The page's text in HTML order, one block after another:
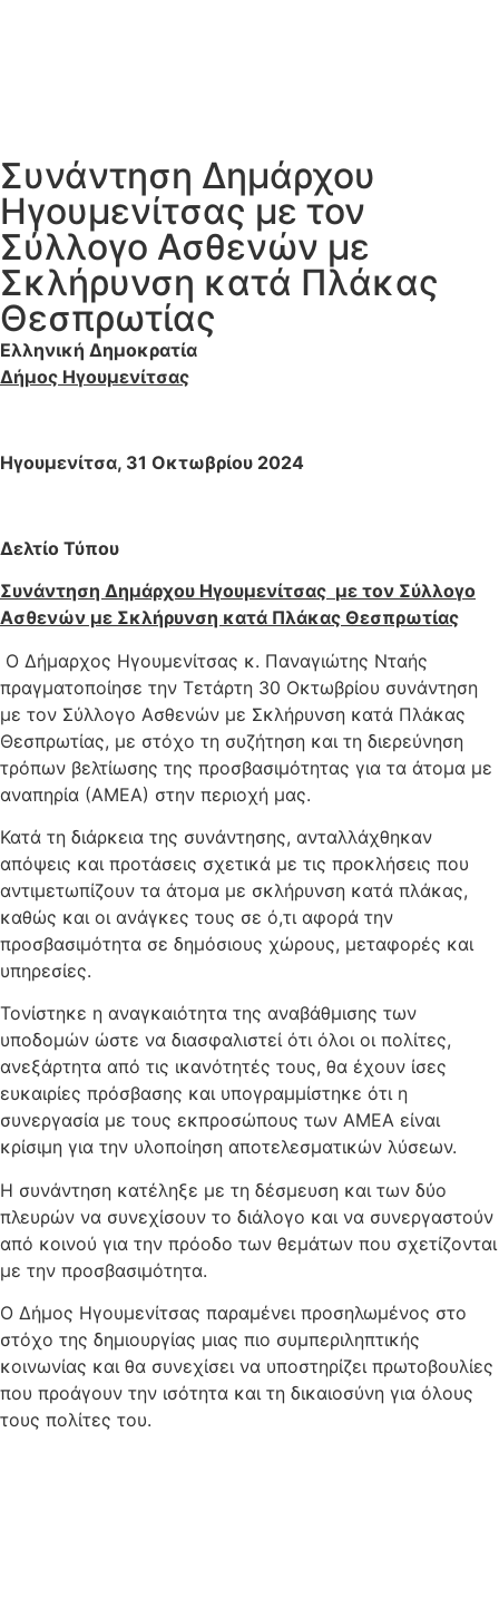
Συνάντηση Δημάρχου
Ηγουμενίτσας με τον
Σύλλογο Ασθενών με
Σκλήρυνση κατά Πλάκας
Θεσπρωτίας
Ελληνική Δημοκρατία
Δήμος Ηγουμενίτσας
Ηγουμενίτσα, 31 Οκτωβρίου 2024
Δελτίο Τύπου
Συνάντηση Δημάρχου Ηγουμενίτσας με τον Σύλλογο
Ασθενών με Σκλήρυνση κατά Πλάκας Θεσπρωτίας
Ο Δήμαρχος Ηγουμενίτσας κ. Παναγιώτης Νταής
πραγματοποίησε την Τετάρτη 30 Οκτωβρίου συνάντηση
με τον Σύλλογο Ασθενών με Σκλήρυνση κατά Πλάκας
Θεσπρωτίας, με στόχο τη συζήτηση και τη διερεύνηση
τρόπων βελτίωσης της προσβασιμότητας για τα άτομα με
αναπηρία (ΑΜΕΑ) στην περιοχή μας.
Κατά τη διάρκεια της συνάντησης, ανταλλάχθηκαν
απόψεις και προτάσεις σχετικά με τις προκλήσεις που
αντιμετωπίζουν τα άτομα με σκλήρυνση κατά πλάκας,
καθώς και οι ανάγκες τους σε ό,τι αφορά την
προσβασιμότητα σε δημόσιους χώρους, μεταφορές και
υπηρεσίες.
Τονίστηκε η αναγκαιότητα της αναβάθμισης των
υποδομών ώστε να διασφαλιστεί ότι όλοι οι πολίτες,
ανεξάρτητα από τις ικανότητές τους, θα έχουν ίσες
ευκαιρίες πρόσβασης και υπογραμμίστηκε ότι η
συνεργασία με τους εκπροσώπους των ΑΜΕΑ είναι
κρίσιμη για την υλοποίηση αποτελεσματικών λύσεων.
Η συνάντηση κατέληξε με τη δέσμευση και των δύο
πλευρών να συνεχίσουν το διάλογο και να συνεργαστούν
από κοινού για την πρόοδο των θεμάτων που σχετίζονται
με την προσβασιμότητα.
Ο Δήμος Ηγουμενίτσας παραμένει προσηλωμένος στο
στόχο της δημιουργίας μιας πιο συμπεριληπτικής
κοινωνίας και θα συνεχίσει να υποστηρίζει πρωτοβουλίες
που προάγουν την ισότητα και τη δικαιοσύνη για όλους
τους πολίτες του.